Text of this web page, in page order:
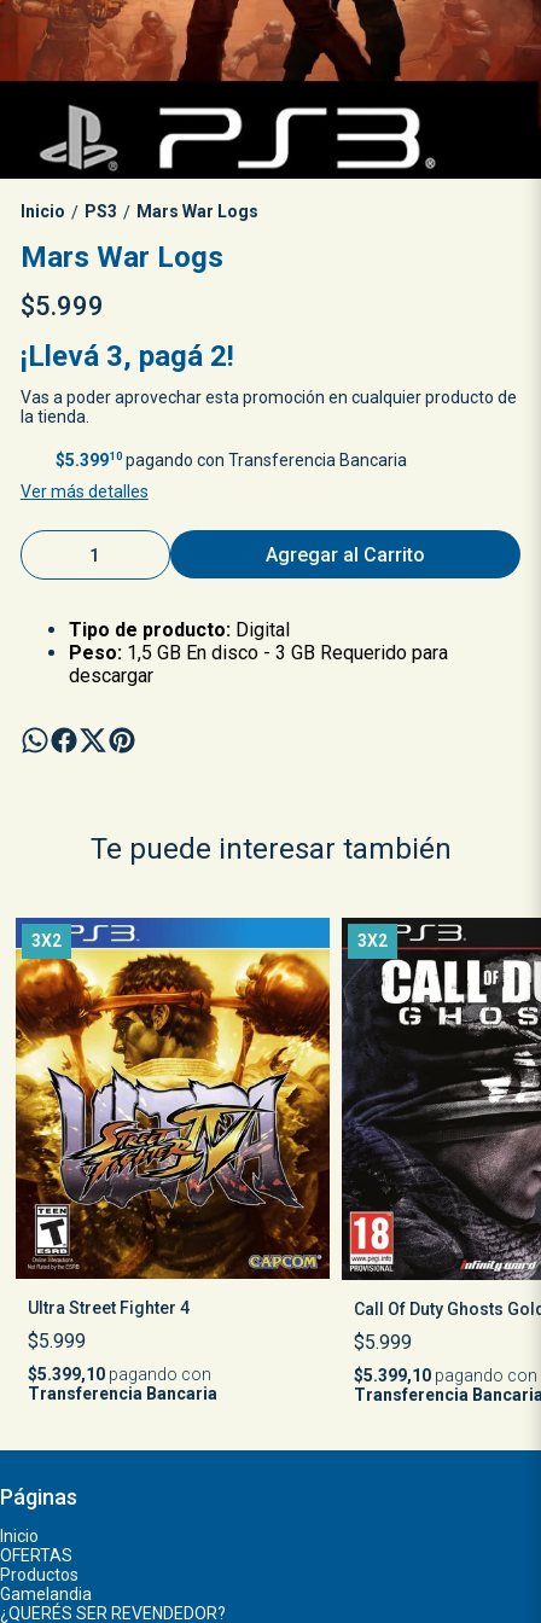
Inicio / PS3 / Mars War Logs
Mars War Logs
$5.999
¡Llevá 3, pagá 2!
Vas a poder aprovechar esta promoción en cualquier producto de
la tienda.
$5.39910pagando con Transferencia Bancaria
Ver más detalles
Agregar al Carrito
Tipo de producto: Digital
Peso: 1,5 GB En disco - 3 GB Requerido para
descargar
Te puede interesar también
3X2
Ultra Street Fighter 4
$5.999
$5.399,10pagando con
Transferencia Bancaria
3X2
Call Of Duty Ghosts
$5.999
$5.399,10 pagando con
Transferencia
Páginas
Inicio
OFERTAS
Productos
Gamelandia
¿QUERÉS SER REVENDEDOR?